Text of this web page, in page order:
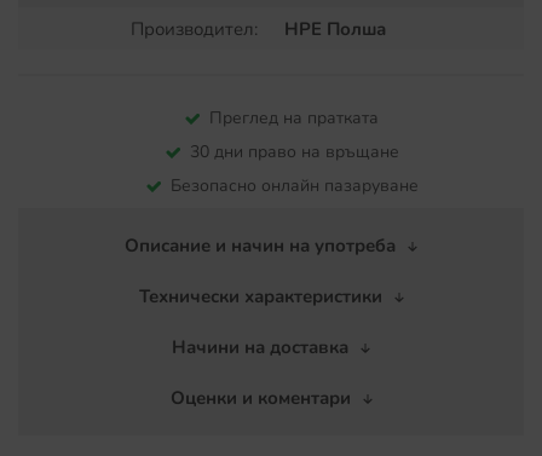
Производител:
HPE Полша
Преглед на пратката
30 дни право на връщане
Безопасно онлайн пазаруване
Описание и начин на употреба
Технически характеристики
Начини на доставка
Оценки и коментари